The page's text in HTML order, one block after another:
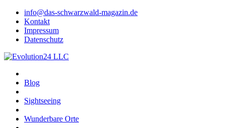
info@das-schwarzwald-magazin.de
Kontakt
Impressum
Datenschutz
Blog
Sightseeing
Wunderbare Orte